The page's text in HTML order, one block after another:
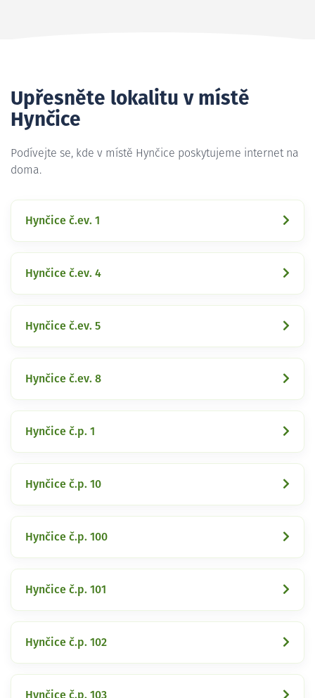
Upřesněte lokalitu v místě
Hynčice
Podívejte se, kde v místě Hynčice poskytujeme internet na
doma.
Hynčice č.ev. 1
Hynčice č.ev. 4
Hynčice č.ev. 5
Hynčice č.ev. 8
Hynčice č.p. 1
Hynčice č.p. 10
Hynčice č.p. 100
Hynčice č.p. 101
Hynčice č.p. 102
Hynčice č.p. 103